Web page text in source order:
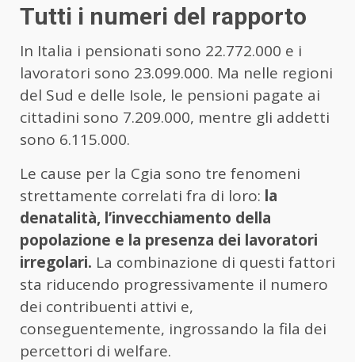
Tutti i numeri del rapporto
In Italia i pensionati sono 22.772.000 e i
lavoratori sono 23.099.000. Ma nelle regioni
del Sud e delle Isole, le pensioni pagate ai
cittadini sono 7.209.000, mentre gli addetti
sono 6.115.000.
Le cause per la Cgia sono tre fenomeni
strettamente correlati fra di loro: la
denatalità, l’invecchiamento della
popolazione e la presenza dei lavoratori
irregolari. La combinazione di questi fattori
sta riducendo progressivamente il numero
dei contribuenti attivi e,
conseguentemente, ingrossando la fila dei
percettori di welfare.